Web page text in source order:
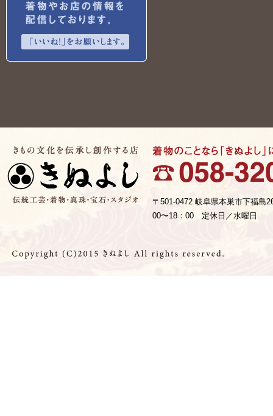
〒501-0472 岐阜県本巣市下福島
00〜18：00 定休日／水曜日